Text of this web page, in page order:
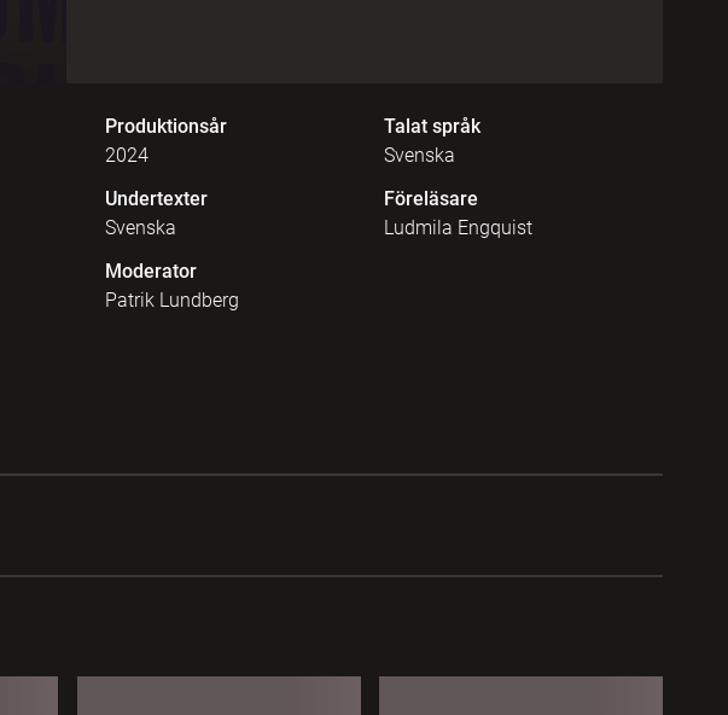
Produktionsår
2024
Talat språk
Svenska
Undertexter
Svenska
Föreläsare
Ludmila Engquist
Moderator
Patrik Lundberg